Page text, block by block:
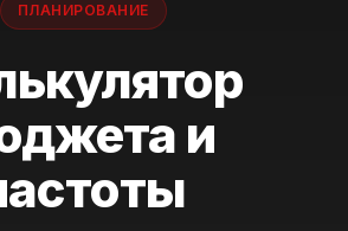
ПЛАНИРОВАНИЕ
и